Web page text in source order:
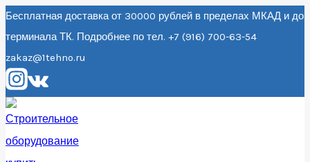
Перейти
к
содержанию
Бесплатная доставка от 30000 рублей в пределах МКАД и до
терминала ТК. Подробнее по тел. +7 (916) 700-63-54
zakaz@1tehno.ru